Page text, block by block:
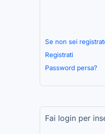
Se non sei
Registrati
Password persa?
Fai login per